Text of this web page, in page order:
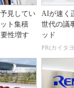
見してい
ト集積
性増す
AIが速く
世代の議
ッド
PR(カイタ